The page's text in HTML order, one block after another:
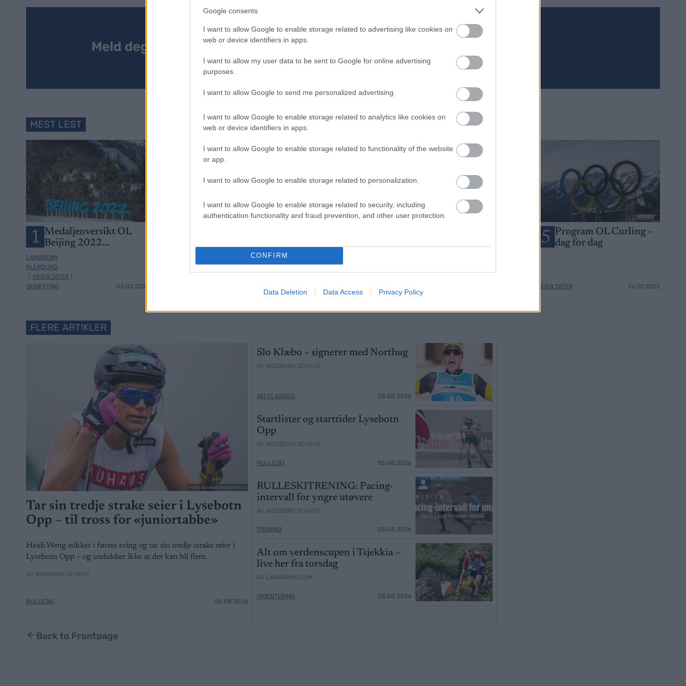
Google consents
I want to allow Google to enable storage related to advertising like cookies on
web or device identifiers in apps.
I want to allow my user data to be sent to Google for online advertising
purposes.
I want to allow Google to send me personalized advertising.
I want to allow Google to enable storage related to analytics like cookies on
web or device identifiers in apps.
I want to allow Google to enable storage related to functionality of the website
or app.
I want to allow Google to enable storage related to personalization.
I want to allow Google to enable storage related to security, including
authentication functionality and fraud prevention, and other user protection.
CONFIRM
Data Deletion Data Access Privacy Policy
Meld deg på vårt nyhetsbrev
MEST LEST
1 Medaljeoversikt OL
Beijing 2022...
LANGRENN
ALLROUND
RESULTATER
SKISKYTING
06.02.2022 RESULTATER
5 Program OL Curling –
dag for dag
RESULTATER 26.01.2022
FLERE ARTIKLER
Foto: Nordnes/NordicFocus
Tar sin tredje strake seier i Lysebotn
Opp – til tross for «juniortabbe»
Heidi Weng stikker i første sving og tar sin tredje strake seier i
Lysebotn Opp – og utelukker ikke at det kan bli flere.
AV INGEBORG SCHEVE
RULLESKI 05.08.2026
Slo Klæbo – signerer med Northug
AV INGEBORG SCHEVE
SKI CLASSICS 05.08.2026
Startlister og starttider Lysebotn
Opp
AV INGEBORG SCHEVE
RULLESKI 05.08.2026
RULLESKITRENING: Pacing-
intervall for yngre utøvere
AV INGEBORG SCHEVE
TRENING 05.08.2026
Alt om verdenscupen i Tsjekkia –
live her fra torsdag
AV LANGRENN.COM
ORIENTERING 05.08.2026
Back to Frontpage